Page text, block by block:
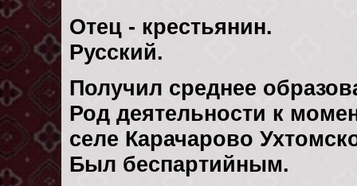
Отец - крестьянин.
Русский.
Получил среднее
Род деятельности к
селе Карачарово
Был беспартийным.